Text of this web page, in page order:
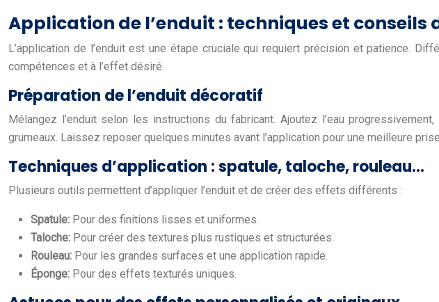
Application de l’enduit : techniques et conseils
L’application de l’enduit est une étape cruciale qui requiert précision et patience.
compétences et à l’effet désiré.
Préparation de l’enduit décoratif
Mélangez l’enduit selon les instructions du fabricant. Ajoutez l’eau
grumeaux. Laissez reposer quelques minutes avant l’application pour une meilleure
Techniques d’application : spatule, taloche, rouleau…
Plusieurs outils permettent d’appliquer l’enduit et de créer des effets différents :
Spatule: Pour des finitions lisses et uniformes.
Taloche: Pour créer des textures plus rustiques et structurées.
Rouleau: Pour les grandes surfaces et une application rapide.
Éponge: Pour des effets texturés uniques.